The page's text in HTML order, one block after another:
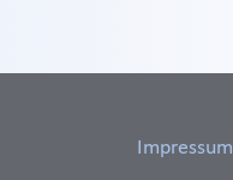
Impressum